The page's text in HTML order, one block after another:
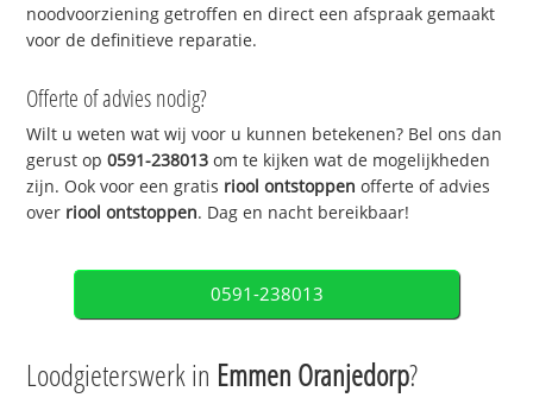
noodvoorziening getroffen en direct een afspraak gemaakt
voor de definitieve reparatie.
Offerte of advies nodig?
Wilt u weten wat wij voor u kunnen betekenen? Bel ons dan
gerust op0591-238013 om te kijken wat de mogelijkheden
zijn. Ook voor een gratis riool ontstoppen offerte of advies
over riool ontstoppen. Dag en nacht bereikbaar!
0591-238013
Loodgieterswerk in Emmen Oranjedorp?